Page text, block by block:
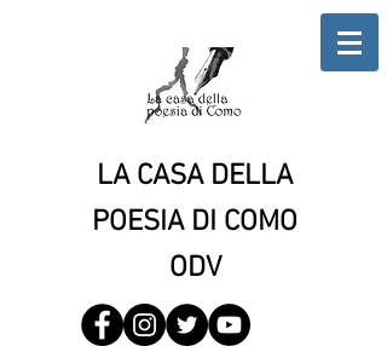
LA CASA DELLA
POESIA DI COMO
ODV